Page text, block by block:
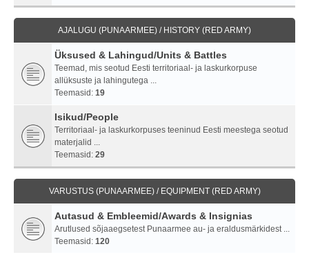
AJALUGU (PUNAARMEE) / HISTORY (RED ARMY)
Üksused & Lahingud/Units & Battles
Teemad, mis seotud Eesti territoriaal- ja laskurkorpuse
allüksuste ja lahingutega ...
Teemasid: 19
Isikud/People
Territoriaal- ja laskurkorpuses teeninud Eesti meestega seotud
materjalid ...
Teemasid: 29
VARUSTUS (PUNAARMEE) / EQUIPMENT (RED ARMY)
Autasud & Embleemid/Awards & Insignias
Arutlused sõjaaegsetest Punaarmee au- ja eraldusmärkidest ...
Teemasid: 120